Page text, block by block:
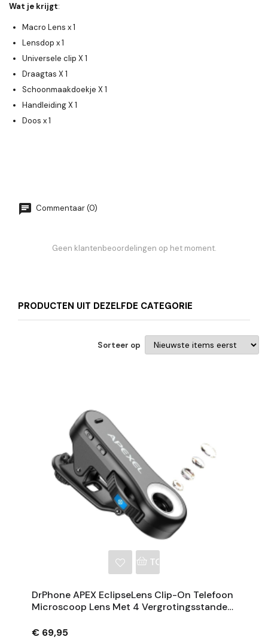
Wat je krijgt:
Macro Lens x 1
Lensdop x 1
Universele clip X 1
Draagtas X 1
Schoonmaakdoekje X 1
Handleiding X 1
Doos x 1
Commentaar (0)
Geen klantenbeoordelingen op het moment.
PRODUCTEN UIT DEZELFDE CATEGORIE
Sorteer op
TOEVOEGEN AAN
DrPhone APEX EclipseLens Clip-On Telefoon
Microscoop Lens Met 4 Vergrotingsstanden,
€ 69,95